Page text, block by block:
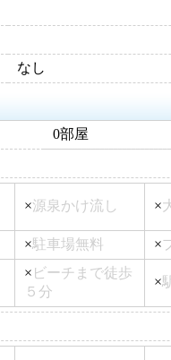
なし
0部屋
×源泉かけ流し ×
×駐車場無料 ×
× ビーチまで徒歩
５分
×